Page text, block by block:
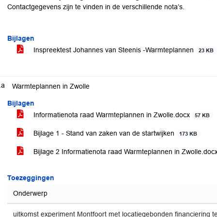
Contactgegevens zijn te vinden in de verschillende nota’s.
Bijlagen
Inspreektest Johannes van Steenis -Warmteplannen
23 KB
Warmteplannen in Zwolle
Bijlagen
Informatienota raad Warmteplannen in Zwolle.docx
57 KB
Bijlage 1 - Stand van zaken van de startwijken 173 KB
Bijlage 2 Informatienota raad Warmteplannen in
Toezeggingen
Onderwerp
uitkomst experiment Montfoort met locatiegebonden financiering